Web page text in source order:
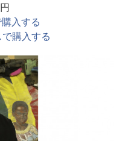
入する
購入する